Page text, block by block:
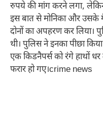
रुपये की मांग करने लगा,
इस बात से मोनिका और उसके
दोनों का अपहरण कर लिया।
थी। पुलिस ने इनका पीछा
एक किडनैपर्स को रंगे हाथों
फरार हो गए।crime news